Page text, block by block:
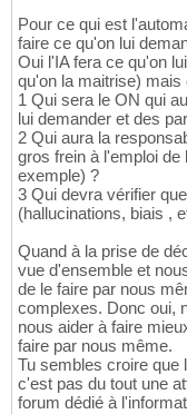
Pour ce qui est
faire ce qu'on lui
Oui l'IA fera ce qu'on
qu'on la maitrise)
1 Qui sera le ON qui
lui demander et des
2 Qui aura la
gros frein à l'emploi
exemple) ?
3 Qui devra vérifier
(hallucinations, biais ,
Quand à la prise de
vue d'ensemble et
de le faire par nous
complexes. Donc oui,
nous aider à faire
faire par nous même.
Tu sembles croire que
c'est pas du tout une
forum dédié à